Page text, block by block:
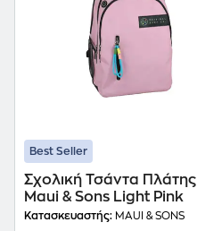
Best Seller
Σχολική Τσάντα Πλάτης
Maui & Sons Light Pink
Κατασκευαστής: MAUI & SONS